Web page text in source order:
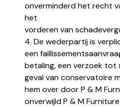
onverminderd het recht
het
vorderen van
4. De wederpartij is
een
betaling, een verzoek tot
geval van conservatoire
hem over door P & M
onverwijld P & M